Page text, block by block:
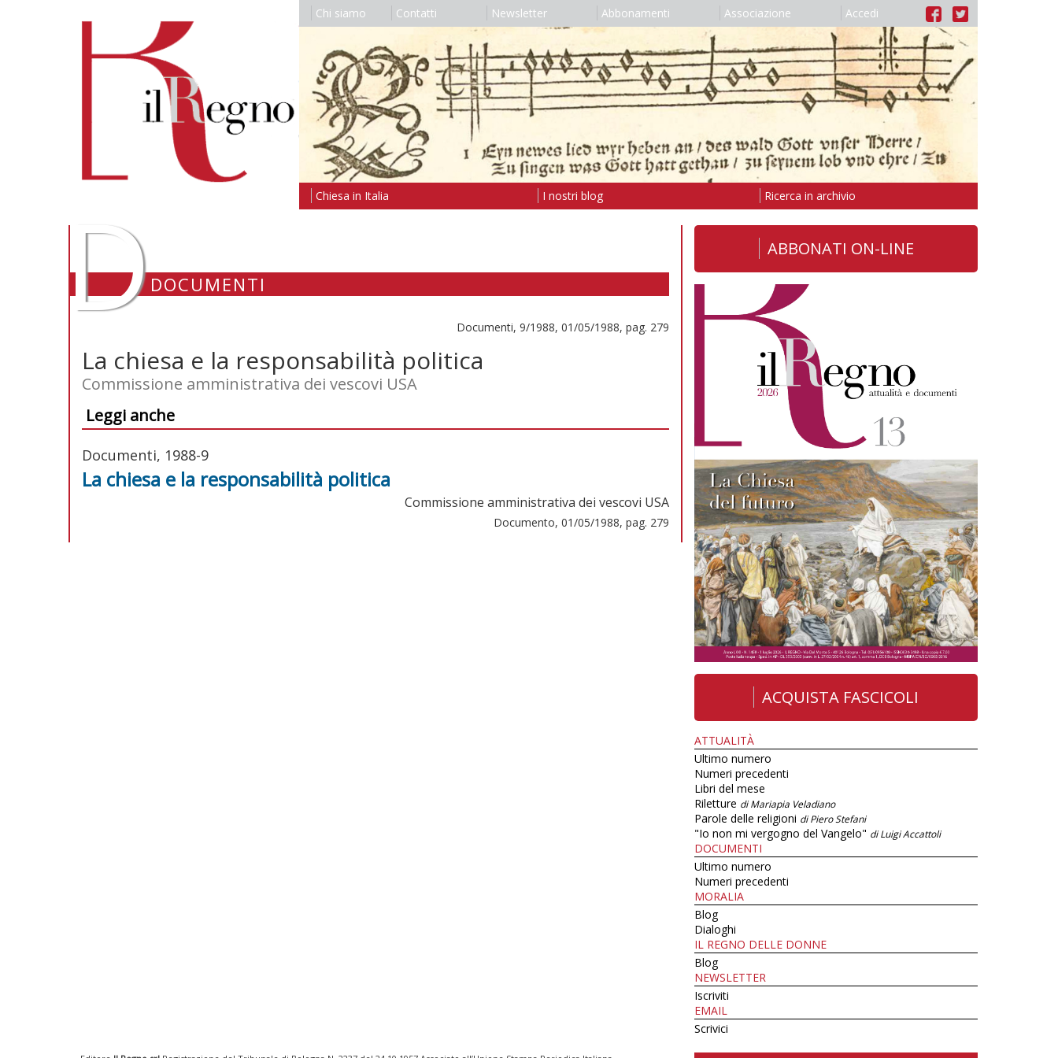
Chi siamo Contatti Newsletter Abbonamenti Associazione Accedi
Chiesa in Italia I nostri blog Ricerca in archivio
DDOCUMENTI
Documenti, 9/1988, 01/05/1988, pag. 279
La chiesa e la responsabilità politica
Commissione amministrativa dei vescovi USA
Leggi anche
Documenti, 1988-9
La chiesa e la responsabilità politica
Commissione amministrativa dei vescovi USA
Documento, 01/05/1988, pag. 279
ABBONATI ON-LINE
ACQUISTA FASCICOLI
ATTUALITÀ
Ultimo numero
Numeri precedenti
Libri del mese
Riletture di Mariapia Veladiano
Parole delle religioni di Piero Stefani
"Io non mi vergogno del Vangelo" di Luigi Accattoli
DOCUMENTI
Ultimo numero
Numeri precedenti
MORALIA
Blog
Dialoghi
IL REGNO DELLE DONNE
Blog
NEWSLETTER
Iscriviti
EMAIL
Scrivici